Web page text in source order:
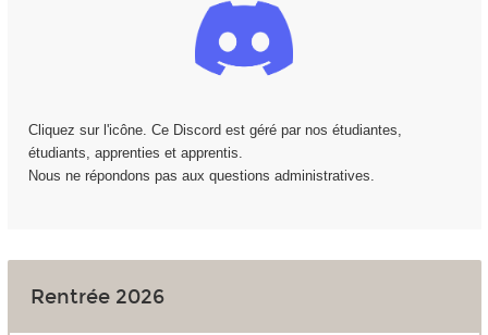
Cliquez sur l'icône. Ce Discord est géré par nos étudiantes,
étudiants, apprenties et apprentis.
Nous ne répondons pas aux questions administratives.
Rentrée 2026